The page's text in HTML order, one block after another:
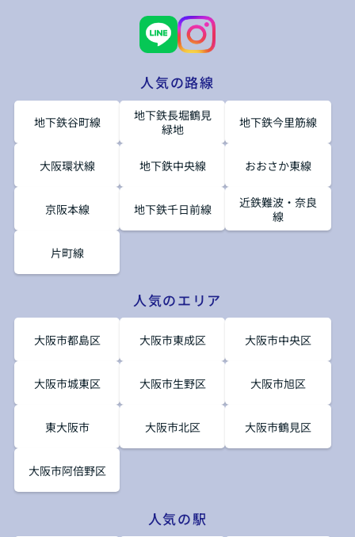
人気の路線
地下鉄谷町線
地下鉄長堀鶴見
緑地
地下鉄今里筋線
大阪環状線 地下鉄中央線 おおさか東線
京阪本線 地下鉄千日前線
近鉄難波・奈良
線
片町線
人気のエリア
大阪市都島区 大阪市東成区 大阪市中央区
大阪市城東区 大阪市生野区 大阪市旭区
東大阪市 大阪市北区 大阪市鶴見区
大阪市阿倍野区
人気の駅